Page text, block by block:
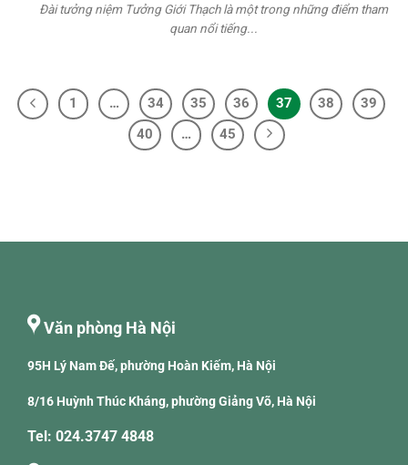
Đài tưởng niệm Tưởng Giới Thạch là một trong những điểm tham
quan nổi tiếng...
1 … 34 35 36 37 38
39
40
… 45
Văn phòng Hà Nội
95H Lý Nam Đế, phường Hoàn Kiếm, Hà Nội
8/16 Huỳnh Thúc Kháng, phường Giảng Võ, Hà Nội
Tel: 024.3747 4848